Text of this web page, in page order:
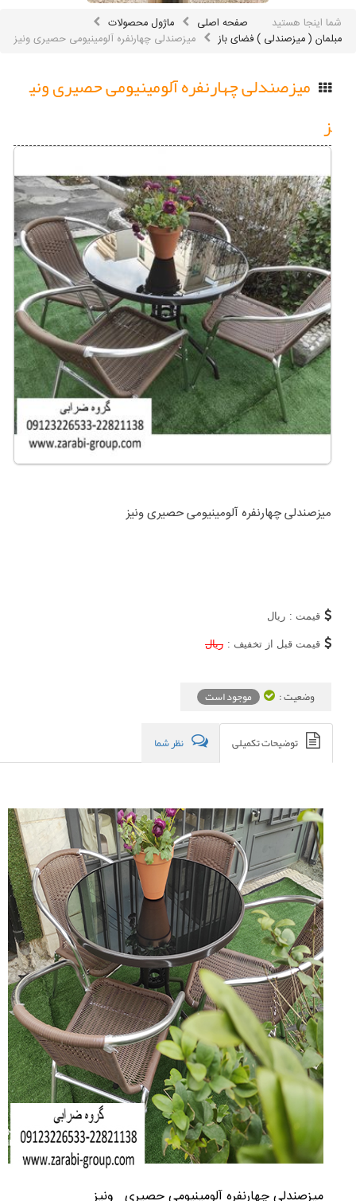
شما اینجا هستید صفحه اصلی
ماژول محصولات
مبلمان ( میزصندلی ) فضای باز
میزصندلی چهارنفره آلومینیومی حصیری ونیز ​
میزصندلی چهارنفره آلومینیومی حصیری ونی
ز ​
میزصندلی چهارنفره آلومینیومی حصیری ونیز ​
قیمت : ریال
قیمت قبل از تخفیف : ریال
وضعیت : موجود است
توضیحات تکمیلی نظر شما
میزصندلی چهارنفره آلومینیومی حصیری ونیز ​